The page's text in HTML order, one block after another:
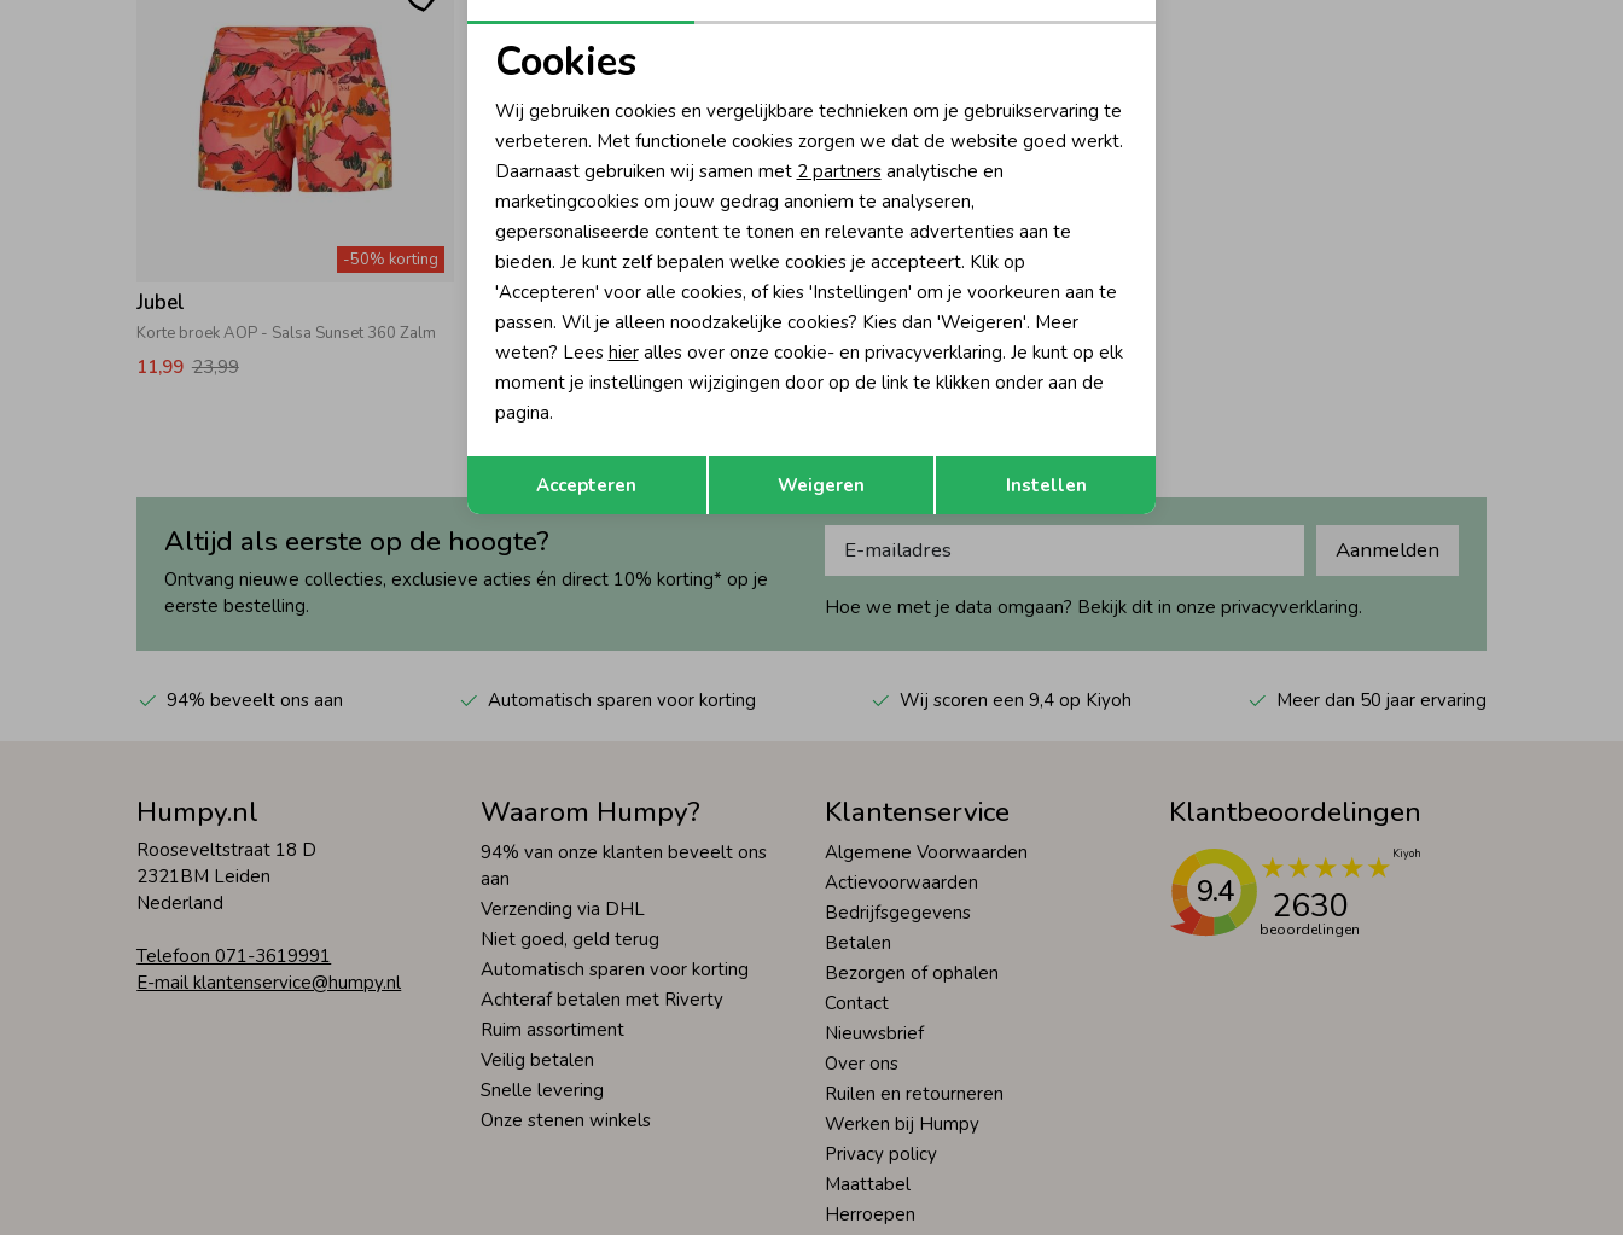
-50% korting
Jubel
Korte broek AOP - Salsa Sunset 360 Zalm
11,99 23,99
-50% korting
Jubel
Korte broek AOP - Salsa Sunset 150 Roze
Altijd als eerste op de hoogte?
Ontvang nieuwe collecties, exclusieve acties én direct 10% korting* op je
eerste bestelling.
Aanmelden
Hoe we met je data omgaan? Bekijk dit in onze privacyverklaring.
94% beveelt ons aan Automatisch sparen voor korting Wij scoren een 9,4 op Kiyoh Meer dan 50 jaar ervaring
Humpy.nl
Rooseveltstraat 18 D
2321BM Leiden
Nederland
Telefoon 071-3619991
E-mail klantenservice@humpy.nl
Waarom Humpy?
94% van onze klanten beveelt ons
aan
Verzending via DHL
Niet goed, geld terug
Automatisch sparen voor korting
Achteraf betalen met Riverty
Ruim assortiment
Veilig betalen
Snelle levering
Onze stenen winkels
Klantenservice
Algemene Voorwaarden
Actievoorwaarden
Bedrijfsgegevens
Betalen
Bezorgen of ophalen
Contact
Nieuwsbrief
Over ons
Ruilen en retourneren
Werken bij Humpy
Privacy policy
Maattabel
Herroepen
Klantbeoordelingen
9.4 2630
beoordelingen
Noodzakelijke cookies
Analytische cookies Marketing cookies
Terug Opslaan
Cookies
Wij gebruiken cookies en vergelijkbare technieken om je gebruikservaring te
verbeteren. Met functionele cookies zorgen we dat de website goed werkt.
Daarnaast gebruiken wij samen met 2 partnersanalytische en
marketingcookies om jouw gedrag anoniem te analyseren,
gepersonaliseerde content te tonen en relevante advertenties aan te
bieden. Je kunt zelf bepalen welke cookies je accepteert. Klik op
'Accepteren' voor alle cookies, of kies 'Instellingen' om je voorkeuren aan te
passen. Wil je alleen noodzakelijke cookies? Kies dan 'Weigeren'. Meer
weten? Lees hieralles over onze cookie- en privacyverklaring. Je kunt op elk
moment je instellingen wijzigingen door op de link te klikken onder aan de
pagina.
Accepteren Weigeren Instellen